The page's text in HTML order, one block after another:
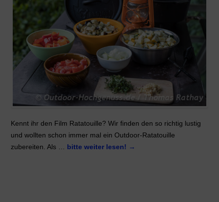
Kennt ihr den Film Ratatouille? Wir finden den so richtig lustig
und wollten schon immer mal ein Outdoor-Ratatouille
zubereiten. Als … bitte weiter lesen! →